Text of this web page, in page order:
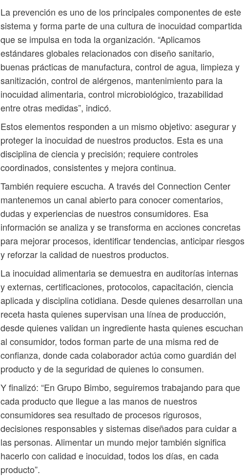
La prevención es uno de los principales componentes de este
sistema y forma parte de una cultura de inocuidad compartida
que se impulsa en toda la organización. “Aplicamos
estándares globales relacionados con diseño sanitario,
buenas prácticas de manufactura, control de agua, limpieza y
sanitización, control de alérgenos, mantenimiento para la
inocuidad alimentaria, control microbiológico, trazabilidad
entre otras medidas”, indicó.
Estos elementos responden a un mismo objetivo: asegurar y
proteger la inocuidad de nuestros productos. Esta es una
disciplina de ciencia y precisión; requiere controles
coordinados, consistentes y mejora continua.
También requiere escucha. A través del Connection Center
mantenemos un canal abierto para conocer comentarios,
dudas y experiencias de nuestros consumidores. Esa
información se analiza y se transforma en acciones concretas
para mejorar procesos, identificar tendencias, anticipar riesgos
y reforzar la calidad de nuestros productos.
La inocuidad alimentaria se demuestra en auditorías internas
y externas, certificaciones, protocolos, capacitación, ciencia
aplicada y disciplina cotidiana. Desde quienes desarrollan una
receta hasta quienes supervisan una línea de producción,
desde quienes validan un ingrediente hasta quienes escuchan
al consumidor, todos forman parte de una misma red de
confianza, donde cada colaborador actúa como guardián del
producto y de la seguridad de quienes lo consumen.
Y finalizó: “En Grupo Bimbo, seguiremos trabajando para que
cada producto que llegue a las manos de nuestros
consumidores sea resultado de procesos rigurosos,
decisiones responsables y sistemas diseñados para cuidar a
las personas. Alimentar un mundo mejor también significa
hacerlo con calidad e inocuidad, todos los días, en cada
producto”.